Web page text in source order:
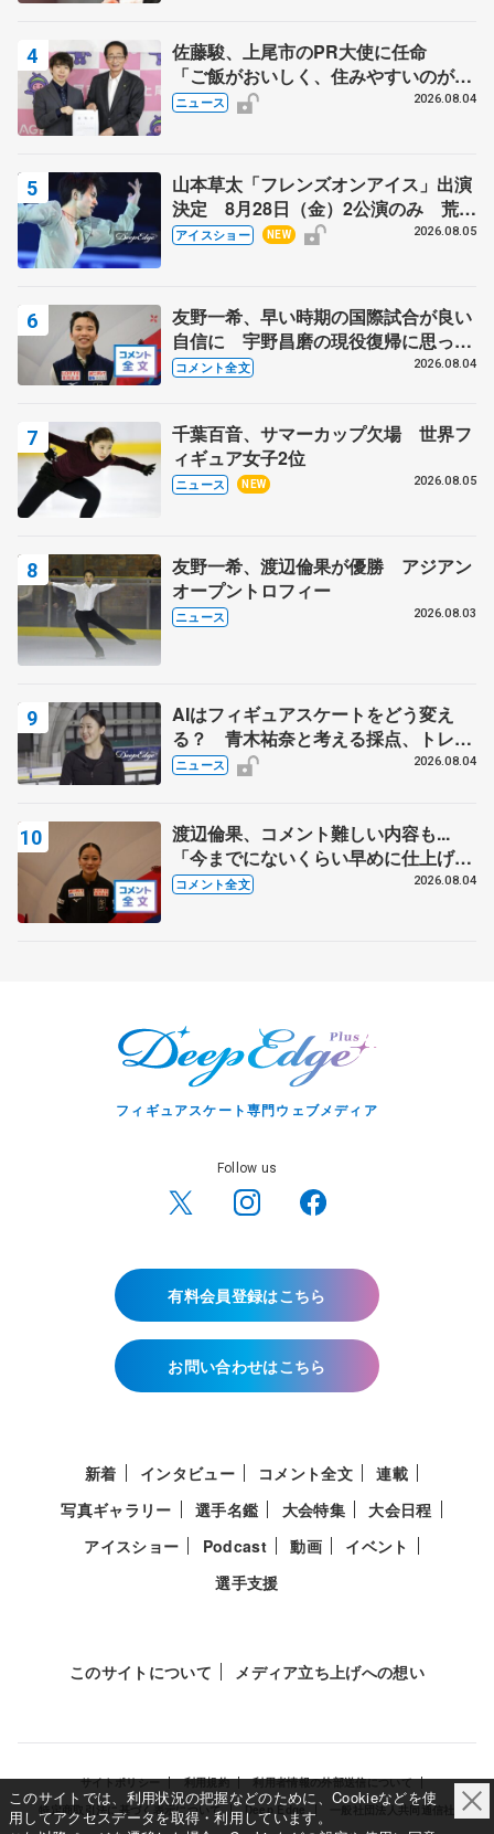
佐藤駿、上尾市のPR大使に任命
「ご飯がおいしく、住みやすいのが魅
力」
ニュース 2026.08.04
山本草太「フレンズオンアイス」出演
決定 8月28日（金）2公演のみ 荒川
静香さんプロデュース、20周年のアイ
アイスショー NEW 2026.08.05
友野一希、早い時期の国際試合が良い
自信に 宇野昌磨の現役復帰に思って
いること 【アジアンオープントロフ
コメント全文 2026.08.04
千葉百音、サマーカップ欠場 世界フ
ィギュア女子2位
ニュース NEW 2026.08.05
友野一希、渡辺倫果が優勝 アジアン
オープントロフィー
ニュース 2026.08.03
AIはフィギュアスケートをどう変え
る？ 青木祐奈と考える採点、トレー
ニングの未来
ニュース 2026.08.04
渡辺倫果、コメント難しい内容も...
「今までにないくらい早めに仕上げら
れている」 【アジアンオープントロ
コメント全文 2026.08.04
フィギュアスケート専門ウェブメディア
Follow us
有料会員登録はこちら
お問い合わせはこちら
新着 インタビュー コメント全文
連載
写真ギャラリー
選手名鑑 大会特集
大会日程
アイスショー
Podcast 動画
イベント
選手支援
このサイトについて メディア立ち上げへの想い
サイトポリシー 利用規約
利用者情報の外部送信について
特定商取引法に基づく表示について
Deep Edge 一般社団法人共同通信社
このサイトでは、利用状況の把握などのために、Cookieなどを使
用してアクセスデータを取得・利用しています。